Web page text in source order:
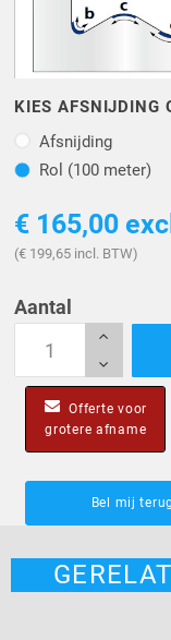
KIES AFSNIJDING
Afsnijding
Rol (100 meter)
€ 165,00
(€ 199,65 incl. BTW)
Aantal
Offerte voor
grotere afname
Bel mij terug